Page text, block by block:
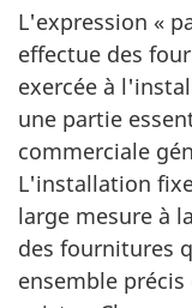
L'expression «
effectue des
exercée à
une partie
commerciale
L'installation
large mesure à
des fournitures
ensemble